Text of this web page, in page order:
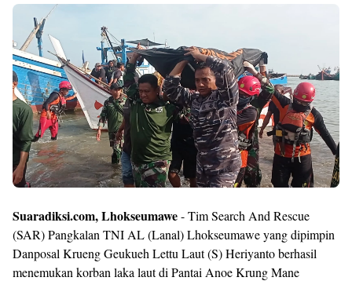
By
Raushan
Design
With
Shroff
Templates
Suaradiksi.com, Lhokseumawe- Tim Search And Rescue
(SAR) Pangkalan TNI AL (Lanal) Lhokseumawe yang dipimpin
Danposal Krueng Geukueh Lettu Laut (S) Heriyanto berhasil
menemukan korban laka laut di Pantai Anoe Krung Mane